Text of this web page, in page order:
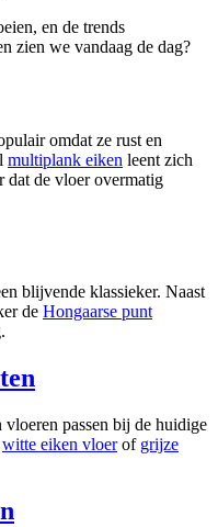
en de trends
zien we vandaag de dag?
omdat ze rust en
multiplank eiken leent zich
dat de vloer overmatig
blijvende klassieker. Naast
de Hongaarse punt
passen bij de huidige
witte eiken vloerof grijze